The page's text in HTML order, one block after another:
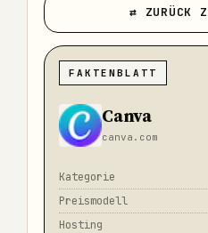
⇄ ZURÜCK
FAKTENBLATT
Canva
canva.com
Kategorie
Preismodell
Hosting